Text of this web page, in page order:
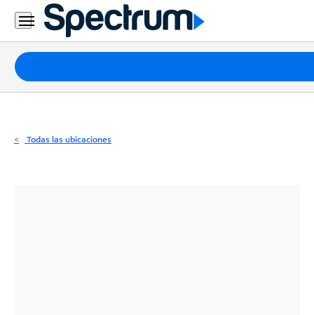
Residencial
Business
Paquetes
Internet
Todas las ubicaciones